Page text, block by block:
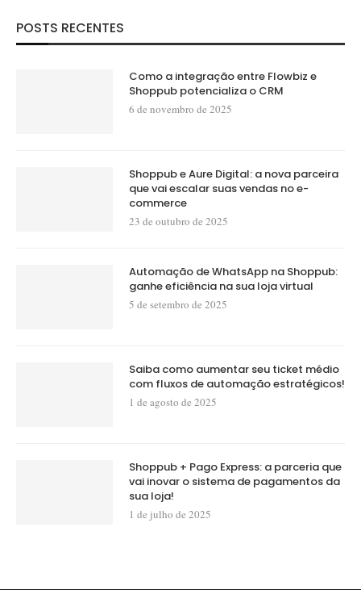
POSTS RECENTES
Como a integração entre Flowbiz e
Shoppub potencializa o CRM
6 de novembro de 2025
Shoppub e Aure Digital: a nova parceira
que vai escalar suas vendas no e-
commerce
23 de outubro de 2025
Automação de WhatsApp na Shoppub:
ganhe eficiência na sua loja virtual
5 de setembro de 2025
Saiba como aumentar seu ticket médio
com fluxos de automação estratégicos!
1 de agosto de 2025
Shoppub + Pago Express: a parceria que
vai inovar o sistema de pagamentos da
sua loja!
1 de julho de 2025